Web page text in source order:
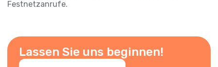
Festnetzanrufe.
Lassen Sie uns beginnen!